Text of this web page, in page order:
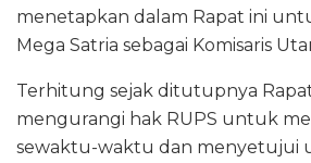
menetapkan dalam Rapat ini
Mega Satria sebagai Komisaris
Terhitung sejak ditutupnya
mengurangi hak RUPS untuk
sewaktu-waktu dan menyetujui